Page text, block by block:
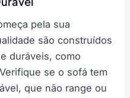
pela sua
são construídos
duráveis, como
se o sofá tem
que não range ou